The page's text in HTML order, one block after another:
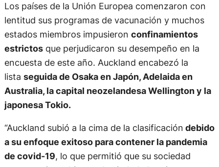
Los países de la Unión Europea comenzaron con
lentitud sus programas de vacunación y muchos
estados miembros impusieron confinamientos
estrictosque perjudicaron su desempeño en la
encuesta de este año. Auckland encabezó la
lista seguida de Osaka en Japón, Adelaida en
Australia, la capital neozelandesa Wellington y la
japonesa Tokio.
“Auckland subió a la cima de la clasificación debido
a su enfoque exitoso para contener la pandemia
de covid-19, lo que permitió que su sociedad